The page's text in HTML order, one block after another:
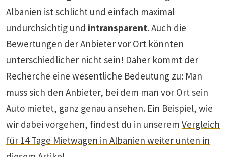
Albanien ist schlicht und einfach maximal
undurchsichtig und intransparent. Auch die
Bewertungen der Anbieter vor Ort könnten
unterschiedlicher nicht sein! Daher kommt der
Recherche eine wesentliche Bedeutung zu: Man
muss sich den Anbieter, bei dem man vor Ort sein
Auto mietet, ganz genau ansehen. Ein Beispiel, wie
wir dabei vorgehen, findest du in unserem Vergleich
für 14 Tage Mietwagen in Albanien weiter unten in